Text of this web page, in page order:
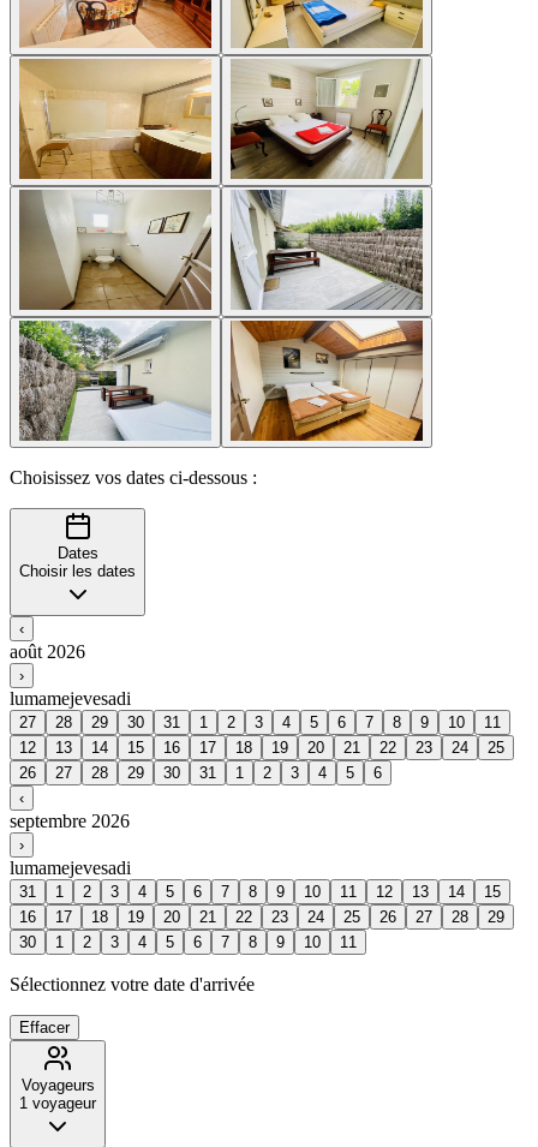
Choisissez vos dates ci-dessous :
Dates
Choisir les dates
‹
août 2026
›
lumamejevesadi
27 28 29 30 31 1 2 3 4 5 6 7 8 9 10
11
12
13 14 15 16 17 18 19 20 21 22 23 24
25
26
27 28 29 30 31 1 2 3 4 5
6
‹
septembre 2026
›
lumamejevesadi
31 1 2 3 4 5 6 7 8 9 10 11 12 13 14
15
16
17 18 19 20 21 22 23 24 25 26 27 28
29
30
1 2 3 4 5 6 7 8 9 10 11
Sélectionnez votre date d'arrivée
Effacer
Voyageurs
1 voyageur